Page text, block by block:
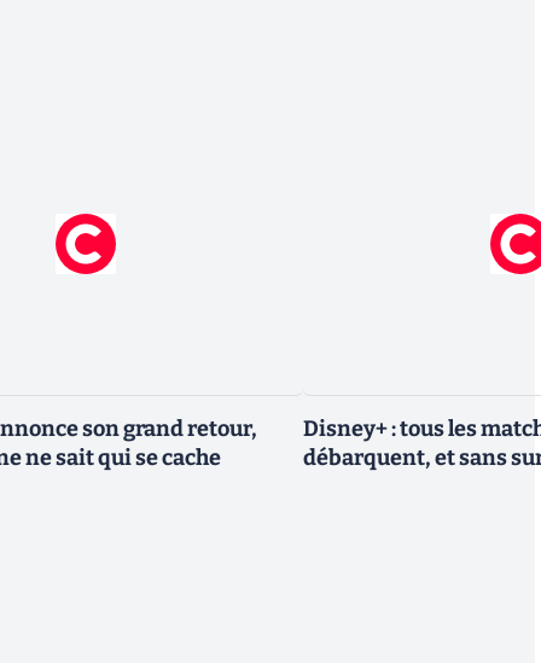
son grand retour,
ne sait qui se cache
Disney+ : tous les
débarquent, et sans